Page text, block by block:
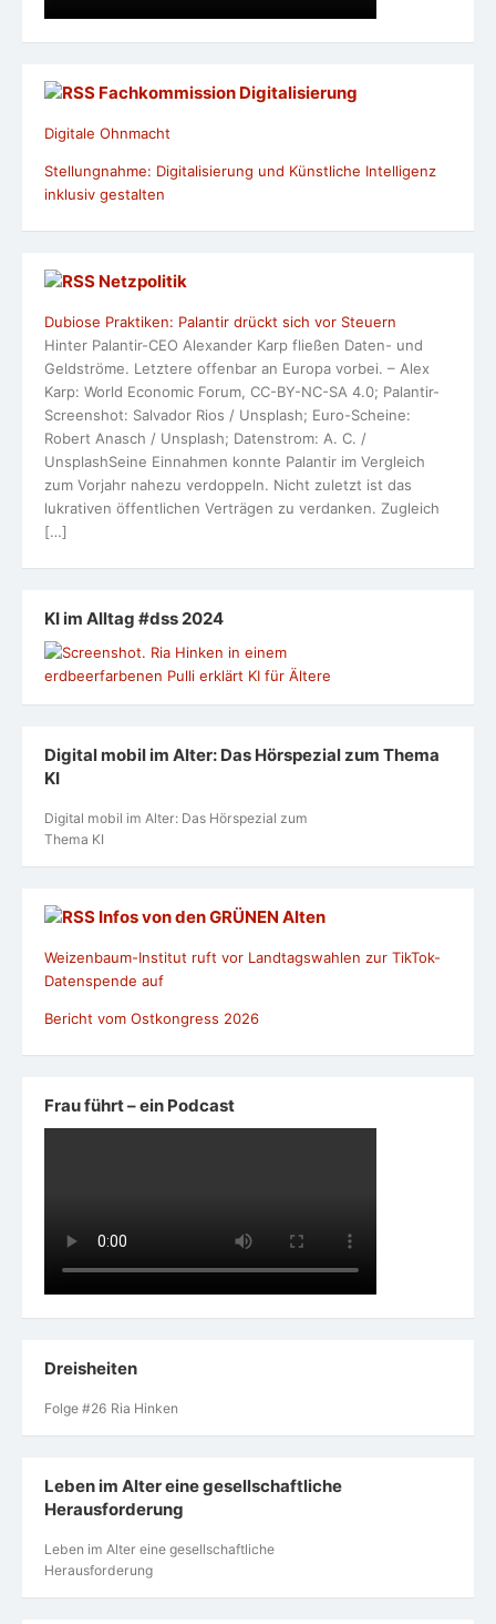
Fachkommission Digitalisierung
Digitale Ohnmacht
Stellungnahme: Digitalisierung und Künstliche Intelligenz
inklusiv gestalten
Netzpolitik
Dubiose Praktiken: Palantir drückt sich vor Steuern
Hinter Palantir-CEO Alexander Karp fließen Daten- und
Geldströme. Letztere offenbar an Europa vorbei. – Alex
Karp: World Economic Forum, CC-BY-NC-SA 4.0; Palantir-
Screenshot: Salvador Rios / Unsplash; Euro-Scheine:
Robert Anasch / Unsplash; Datenstrom: A. C. /
UnsplashSeine Einnahmen konnte Palantir im Vergleich
zum Vorjahr nahezu verdoppeln. Nicht zuletzt ist das
lukrativen öffentlichen Verträgen zu verdanken. Zugleich
[…]
KI im Alltag #dss 2024
Digital mobil im Alter: Das Hörspezial zum Thema
KI
Digital mobil im Alter: Das Hörspezial zum
Thema KI
Infos von den GRÜNEN Alten
Weizenbaum-Institut ruft vor Landtagswahlen zur TikTok-
Datenspende auf
Bericht vom Ostkongress 2026
Frau führt – ein Podcast
Dreisheiten
Folge #26 Ria Hinken
Leben im Alter eine gesellschaftliche
Herausforderung
Leben im Alter eine gesellschaftliche
Herausforderung